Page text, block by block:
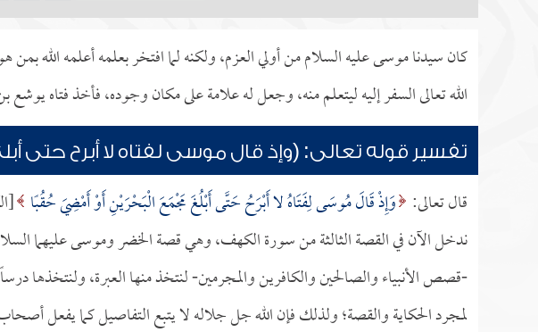
كان سيدنا موسى عليه السلام من أولي العزم، ولكنه لما افتخر بعلمه أعلمه الله
الله تعالى السفر إليه ليتعلم منه، وجعل له علامة على مكان وجوده، فأخذ فتاه
تفسير قوله تعالى: (وإذ قال موسى لفتاه لا أبرح حتى
قال تعالى: وَإِذْ قَالَ مُوسَى لِفَتَاهُ لا أَبْرَحُ حَتَّى أَبْلُغَ مَجْمَعَ الْبَحْرَيْنِ أَوْ أَمْضِيَ حُقُبًا
ندخل الآن في القصة الثالثة من سورة الكهف، وهي قصة الخضر وموسى عليهما
-قصص الأنبياء والصالحين والكافرين والمجرمين- لنتخذ منها العبرة، ولنتخذها درساً
لمجرد الحكاية والقصة؛ ولذلك فإن الله جل جلاله لا يتبع التفاصيل كما يفعل